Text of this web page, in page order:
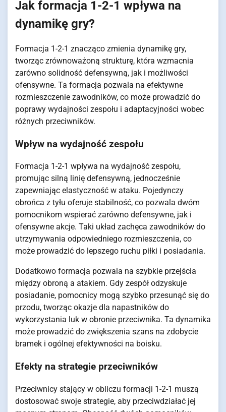
Jak formacja 1-2-1 wpływa na
dynamikę gry?
Formacja 1-2-1 znacząco zmienia dynamikę gry,
tworząc zrównoważoną strukturę, która wzmacnia
zarówno solidność defensywną, jak i możliwości
ofensywne. Ta formacja pozwala na efektywne
rozmieszczenie zawodników, co może prowadzić do
poprawy wydajności zespołu i adaptacyjności wobec
różnych przeciwników.
Wpływ na wydajność zespołu
Formacja 1-2-1 wpływa na wydajność zespołu,
promując silną linię defensywną, jednocześnie
zapewniając elastyczność w ataku. Pojedynczy
obrońca z tyłu oferuje stabilność, co pozwala dwóm
pomocnikom wspierać zarówno defensywne, jak i
ofensywne akcje. Taki układ zachęca zawodników do
utrzymywania odpowiedniego rozmieszczenia, co
może prowadzić do lepszego ruchu piłki i posiadania.
Dodatkowo formacja pozwala na szybkie przejścia
między obroną a atakiem. Gdy zespół odzyskuje
posiadanie, pomocnicy mogą szybko przesunąć się do
przodu, tworząc okazje dla napastników do
wykorzystania luk w obronie przeciwnika. Ta dynamika
może prowadzić do zwiększenia szans na zdobycie
bramek i ogólnej efektywności na boisku.
Efekty na strategie przeciwników
Przeciwnicy stający w obliczu formacji 1-2-1 muszą
dostosować swoje strategie, aby przeciwdziałać jej